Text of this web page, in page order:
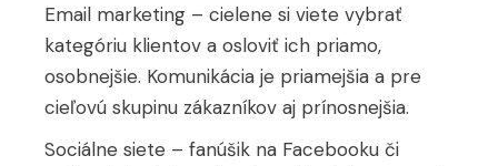
Email marketing – cielene si viete vybrať
kategóriu klientov a osloviť ich priamo,
osobnejšie. Komunikácia je priamejšia a pre
cieľovú skupinu zákazníkov aj prínosnejšia.
Sociálne siete – fanúšik na Facebooku či